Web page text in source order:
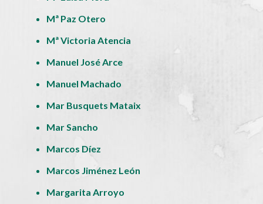
Mª Paz Otero
Mª Victoria Atencia
Manuel José Arce
Manuel Machado
Mar Busquets Mataix
Mar Sancho
Marcos Díez
Marcos Jiménez León
Margarita Arroyo